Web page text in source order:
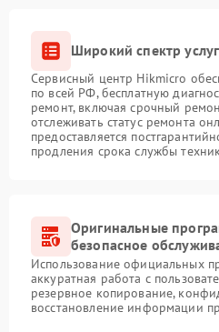
Широкий спектр услуг
Сервисный центр Hikmicro
по всей РФ, бесплатную
ремонт, включая срочный
отслеживать статус ремонта
предоставляется
продления срока службы
Оригинальные
безопасное
Использование официальных
аккуратная работа с
резервное копирование,
восстановление информации